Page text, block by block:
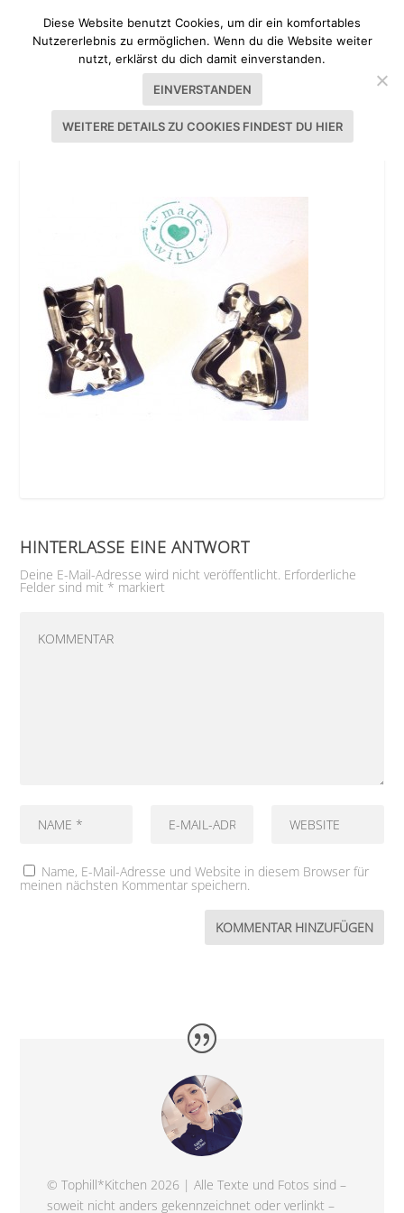
HEIMATLIEBE
HINTERLASSE EINE ANTWORT
Deine E-Mail-Adresse wird nicht veröffentlicht. Erforderliche
Felder sind mit * markiert
Name, E-Mail-Adresse und Website in diesem Browser für
meinen nächsten Kommentar speichern.
© Tophill*Kitchen 2026 | Alle Texte und Fotos sind –
soweit nicht anders gekennzeichnet oder verlinkt –
Diese Website benutzt Cookies, um dir ein komfortables
Nutzererlebnis zu ermöglichen. Wenn du die Website weiter
nutzt, erklärst du dich damit einverstanden.
EINVERSTANDEN
WEITERE DETAILS ZU COOKIES FINDEST DU HIER